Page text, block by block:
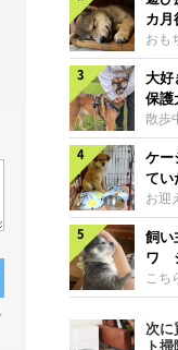
ん。
んで
した
成長
ゃん
日後
ちゃ
い主
るよ
カ月
に成
おも
犬。
まな
び疲
疲れ
する
時、
は、
され
族と
くさ
めた
大好
保
じる
散歩
そう
な姿
す。
くん
表情
影）
犬・
は、
日、
ケー
てい
を
お迎
野犬
だっ
り添
ージ
アち
飼い
ワ
やか
こち
っ
（本
次